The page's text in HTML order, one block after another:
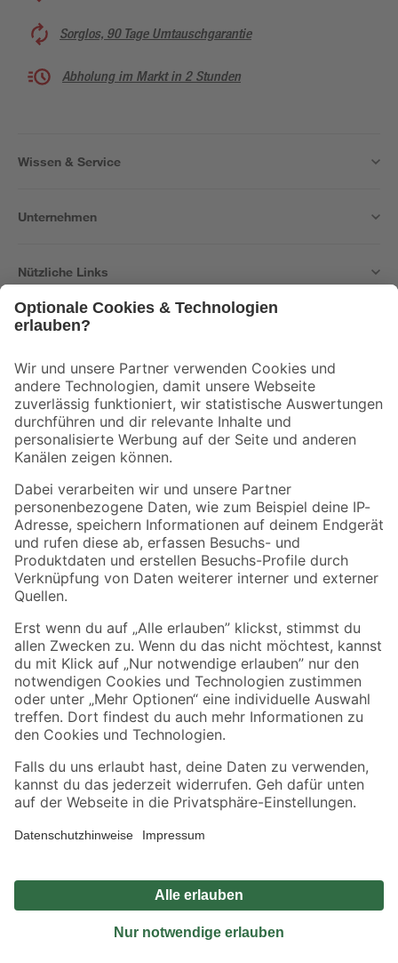
Sorglos, 90 Tage Umtauschgarantie
Abholung im Markt in 2 Stunden
Wissen & Service
Unternehmen
Nützliche Links
Der toom Newsletter: Keine Angebote und Aktionen mehr verpassen!
Zur Newsletter Anmeldung
Folge uns
Zahlungsarten Versandarten
Sicher einkaufen
Jetzt die toom-App herunterladen
Alle Preisangaben in EUR inkl. gesetzl. MwSt.. Die dargestellten Angebote sind unter
Umständen nicht in allen Märkten verfügbar. Die angegebenen Verfügbarkeiten beziehen
Produkte nur solange der Vorrat reicht.
*Paketversand ab 59 € versandkostenfrei, gilt nicht für Artikel mit Speditionsversand, hier
Privatsphäre Impressum
Nutzungsbedingungen
Widerrufsrecht
Vertrag widerrufen